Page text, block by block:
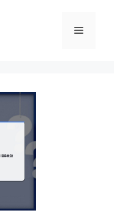
메